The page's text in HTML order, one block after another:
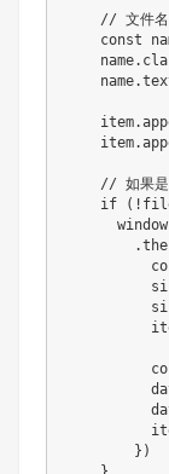
    // 文件名
const
// 如果是
if
        })